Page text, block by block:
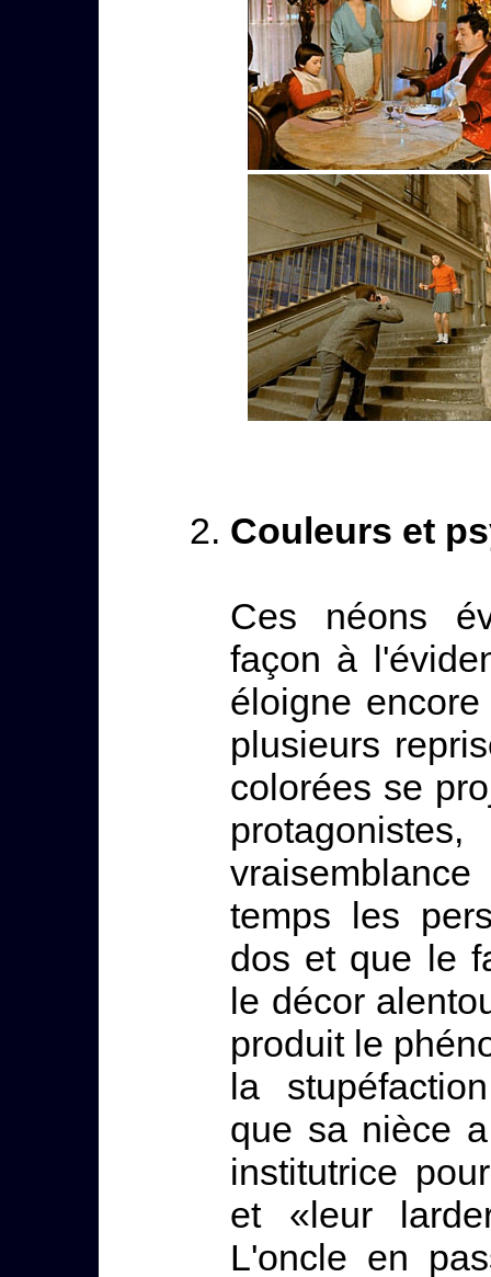
Couleurs et
Ces néons
façon à
éloigne
plusieurs
colorées se
temps les
dos et que le
le décor
produit le
la
que sa nièce
institutrice
et «leur
L'oncle en